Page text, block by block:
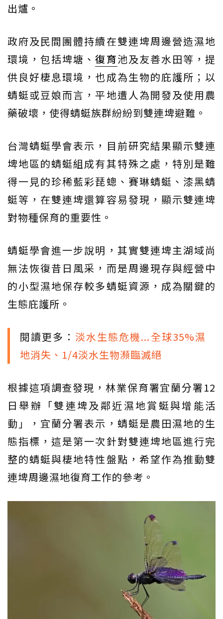
出爐。
政府及民間團體持續在雙連埤周邊營造濕地
環境，包括埤塘、復育池及友善水田等，提
供良好棲息環境，也成為生物的庇護所；以
蜻蜓或豆娘而言，平地遭人為開發及使用農
藥破壞，使得蜻蜓族群紛紛到雙連埤避難。
台灣蜻蜓學會表示，目前研究結果顯示雙連
埤地區的蜻蜓組成有其特殊之處，特別是難
得一見的珍稀藍彩琵蟌、賽琳蜻蜓、漆黑蜻
蜓等，在雙連埤還算容易發現，顯示雙連埤
對物種保育的重要性。
蜻蜓學會進一步說明，其實雙連埤主湖域尚
無法恢復昔日風采，而是周邊現存與經營中
的小型濕地保存較多蜻蜓資源，成為關鍵的
生態庇護所。
閱讀更多： 淡水生態危機...全球35%濕
地消失、1/4淡水生物瀕臨滅絕
根據這項調查發現，林業保育署宜蘭分署12
日舉辦「雙連埤及鄰近濕地賞蜓與增能活
動」，宜蘭分署表示，蜻蜓是農田濕地的生
態指標，這是第一次針對雙連埤地區進行完
整的蜻蜓與棲地特性盤點，希望作為推動雙
連埤周邊濕地復育工作的參考。